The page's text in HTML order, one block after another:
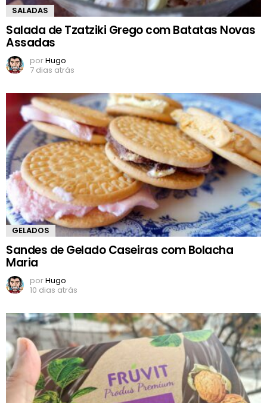
SALADAS
Salada de Tzatziki Grego com Batatas Novas
Assadas
porHugo
7 dias atrás
GELADOS
Sandes de Gelado Caseiras com Bolacha
Maria
porHugo
10 dias atrás